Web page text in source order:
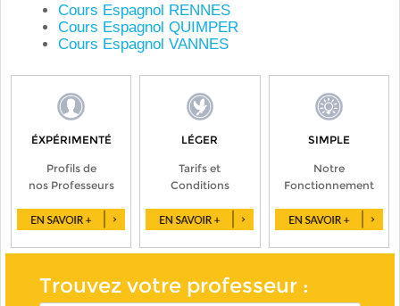
Cours Espagnol RENNES
Cours Espagnol QUIMPER
Cours Espagnol VANNES
ÉXPÉRIMENTÉ
Profils de
nos Professeurs
LÉGER
Tarifs et
Conditions
SIMPLE
Notre
Fonctionnement
Trouvez votre professeur :